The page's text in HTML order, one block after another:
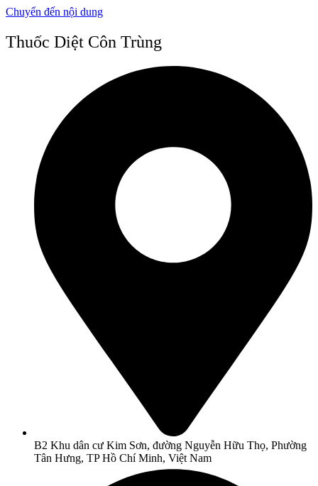
Chuyển đến nội dung
Thuốc Diệt Côn Trùng
B2 Khu dân cư Kim Sơn, đường Nguyễn Hữu Thọ, Phường
Tân Hưng, TP Hồ Chí Minh, Việt Nam